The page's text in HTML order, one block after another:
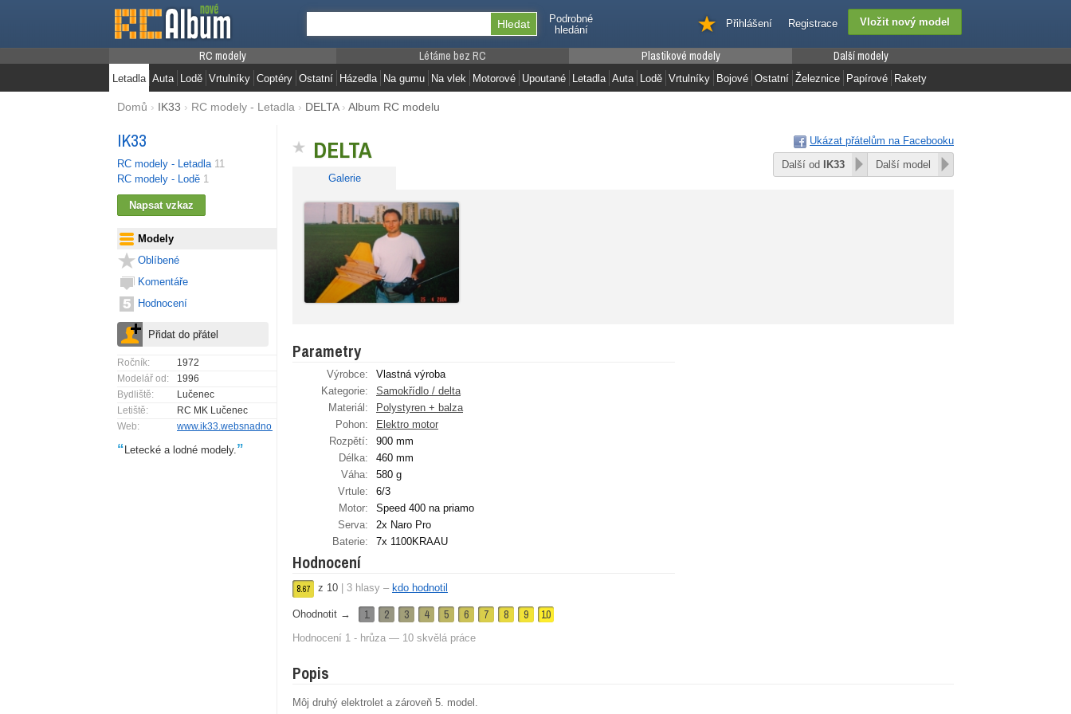
Podrobné
hledání
Registrace
Přihlášení
RC modely
Letadla Auta Lodě Vrtulníky Coptéry Ostatní
Létáme bez RC
Házedla Na gumu Na vlek Motorové Upoutané
Plastikové modely
Letadla Auta Lodě Vrtulníky Bojové Ostatní
Další modely
Železnice Papírové Rakety
Domů › IK33 › RC modely - Letadla › DELTA› Album RC modelu
IK33
RC modely - Letadla 11
RC modely - Lodě 1
Modely
Oblíbené
Komentáře
Hodnocení
Ročník:
1972
Modelář od:
1996
Bydliště:
Lučenec
Letiště:
RC MK Lučenec
Web:
www.ik33.websnadno.cz
“ Letecké a lodné modely.”
Ukázat přátelům na Facebooku
Další od
IK33 Další model
DELTA
Galerie
Parametry
Výrobce:
Vlastná výroba
Kategorie:
Samokřídlo / delta
Materiál:
Polystyren + balza
Pohon:
Elektro motor
Rozpětí:
900 mm
Délka:
460 mm
Váha:
580 g
Vrtule:
6/3
Motor:
Speed 400 na priamo
Serva:
2x Naro Pro
Baterie:
7x 1100KRAAU
Hodnocení
8.67 z 10 3 hlasy – kdo hodnotil
Ohodnotit → 1 2 3 4 5 6 7 8 9 10
Hodnocení 1 - hrůza — 10 skvělá práce
Popis
Môj druhý elektrolet a zároveň 5. model.